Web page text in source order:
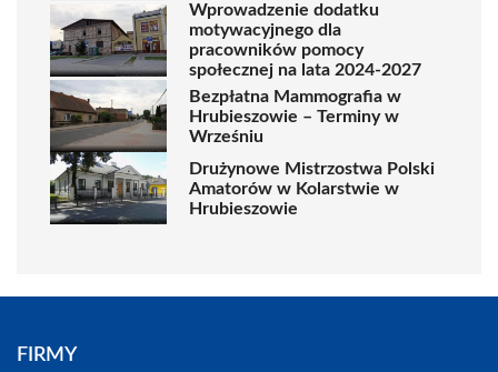
Wprowadzenie dodatku
motywacyjnego dla
pracowników pomocy
społecznej na lata 2024-2027
Bezpłatna Mammografia w
Hrubieszowie – Terminy w
Wrześniu
Drużynowe Mistrzostwa Polski
Amatorów w Kolarstwie w
Hrubieszowie
FIRMY